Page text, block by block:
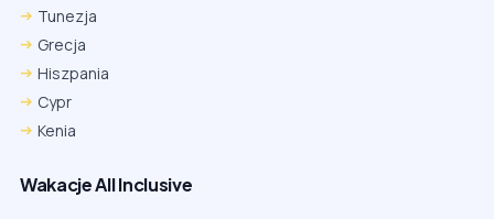
Tunezja
Grecja
Hiszpania
Cypr
Kenia
Wakacje All Inclusive